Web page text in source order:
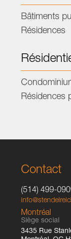
Bâtiments
Résidences
Résidences
Contact
(514) 499-
Montréal
Siège social
3435 Rue